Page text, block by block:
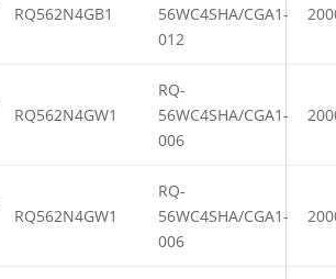
RQ562N4GB1
56WC4SHA/CGA1-
012
RQ562N4GW1
RQ-
56WC4SHA/CGA1-
006
RQ562N4GW1
RQ-
56WC4SHA/CGA1-
006